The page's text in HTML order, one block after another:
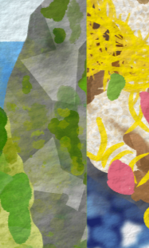
ABOUT
本橋長崎館とは
LATEST NEWS
知らせ
PRODUCT INFORMATION
品情報